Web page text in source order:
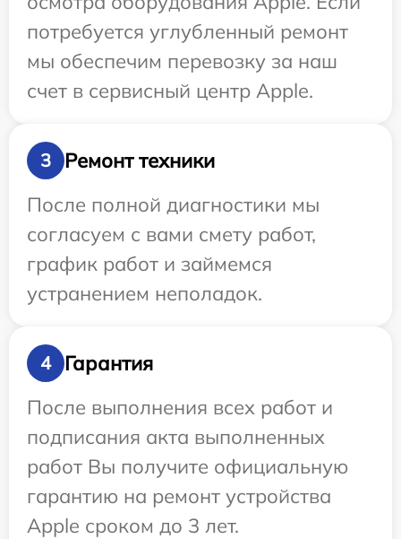
потребуется углубленный ремонт
мы обеспечим перевозку за наш
счет в сервисный центр Apple.
3
Ремонт техники
После полной диагностики мы
согласуем с вами смету работ,
график работ и займемся
устранением неполадок.
4
Гарантия
После выполнения всех работ и
подписания акта выполненных
работ Вы получите официальную
гарантию на ремонт устройства
Apple сроком до 3 лет.